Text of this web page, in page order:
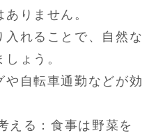
りません。
入れることで、自然な
ょう。
や自転車通勤などが効
える：食事は野菜を